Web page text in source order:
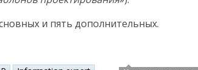
и пять дополнительных.